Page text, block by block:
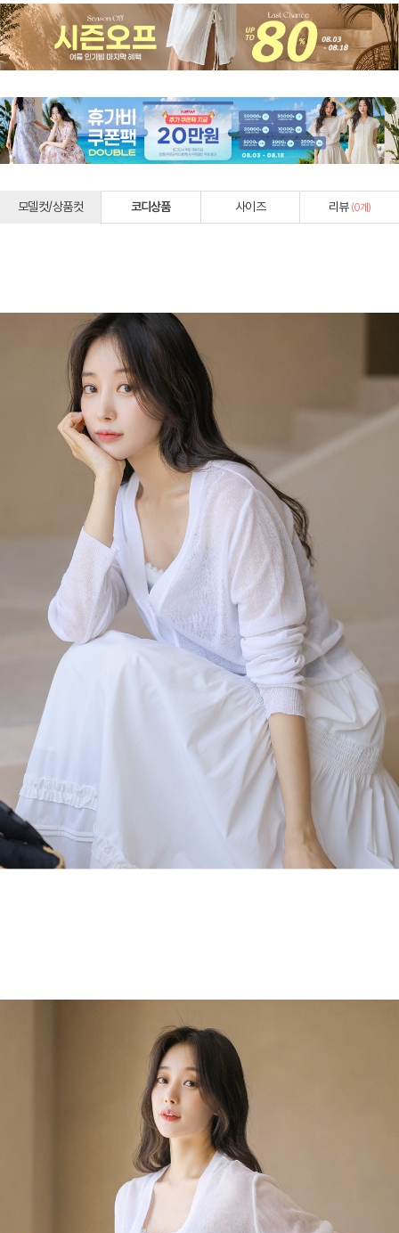
모델컷/상품컷 코디상품 사이즈 리뷰 (0개)